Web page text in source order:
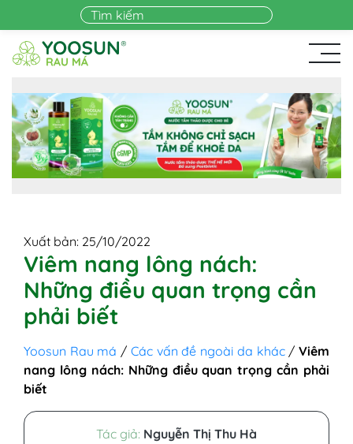
Skip to main content
Xuất bản: 25/10/2022
Viêm nang lông nách:
Những điều quan trọng cần
phải biết
Yoosun Rau má / Các vấn đề ngoài da khác/Viêm
nang lông nách: Những điều quan trọng cần phải
biết
Tác giả: Nguyễn Thị Thu Hà